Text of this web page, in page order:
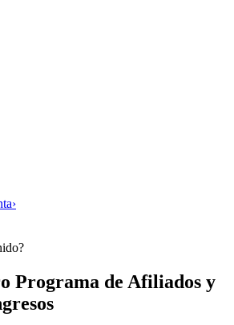
›
Programa de Afiliados y